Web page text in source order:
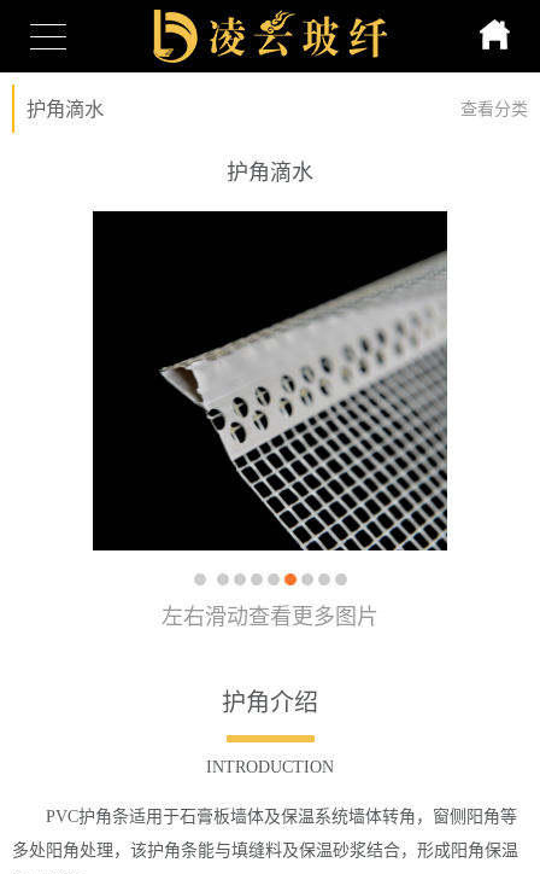
护角滴水 查看分类
护角滴水
左右滑动查看更多图片
护角介绍
INTRODUCTION
PVC护角条适用于石膏板墙体及保温系统墙体转角，窗侧阳角等
多处阳角处理，该护角条能与填缝料及保温砂浆结合，形成阳角保温